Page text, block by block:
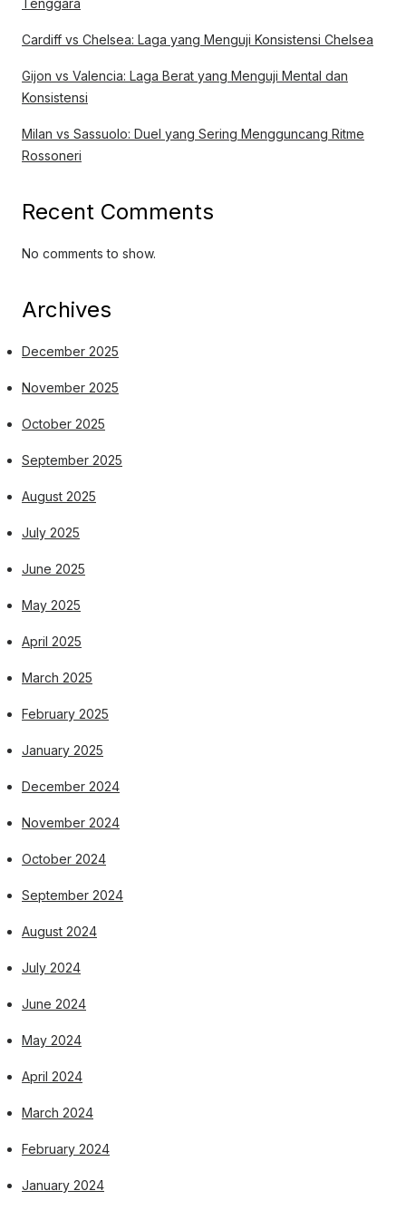
Tenggara
Cardiff vs Chelsea: Laga yang Menguji Konsistensi Chelsea
Gijon vs Valencia: Laga Berat yang Menguji Mental dan
Konsistensi
Milan vs Sassuolo: Duel yang Sering Mengguncang Ritme
Rossoneri
Recent Comments
No comments to show.
Archives
December 2025
November 2025
October 2025
September 2025
August 2025
July 2025
June 2025
May 2025
April 2025
March 2025
February 2025
January 2025
December 2024
November 2024
October 2024
September 2024
August 2024
July 2024
June 2024
May 2024
April 2024
March 2024
February 2024
January 2024